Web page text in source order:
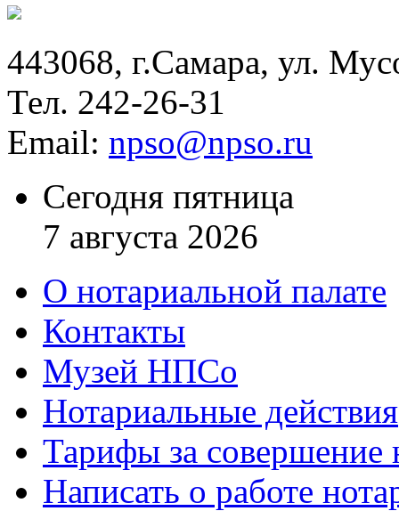
443068, г.Самара, ул.
Тел. 242-26-31
Email: npso@npso.ru
Сегодня пятница
7 августа 2026
О нотариальной палате
Контакты
Музей НПСо
Нотариальные действия
Тарифы за совершение
Написать о работе